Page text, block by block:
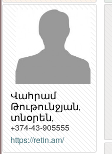
Վահրամ
Թութունջյան,
տնօրեն,
+374-43-905555
https://retin.am/